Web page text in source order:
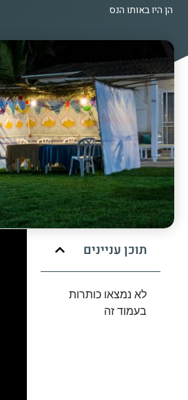
הן היו באותו הנס
תוכן עניינים
לא נמצאו כותרות
בעמוד זה